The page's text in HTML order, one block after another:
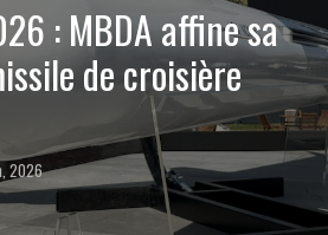
: MBDA affine sa
de croisière
2026